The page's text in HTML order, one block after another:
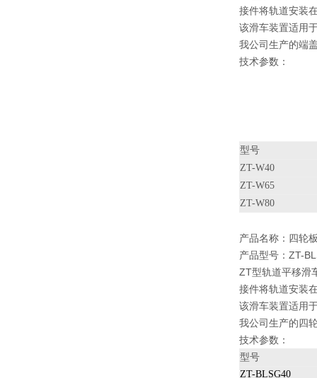
接件将轨道安装
该滑车装置适用
我公司生产的端
技术参数：
型号
ZT-W40
ZT-W65
ZT-W80
产品名称： 四轮
产品型号：ZT-
ZT型轨道平移滑
接件将轨道安装
该滑车装置适用
我公司生产的四
技术参数：
型号
ZT-BLSG40